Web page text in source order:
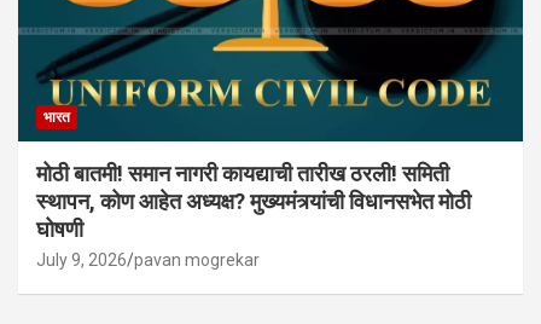
भारत
मोठी बातमी! समान नागरी कायद्याची तारीख ठरली! समिती
स्थापन, कोण आहेत अध्यक्ष? मुख्यमंत्र्यांची विधानसभेत मोठी
घोषणी
July 9, 2026 pavan mogrekar